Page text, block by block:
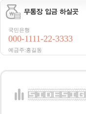
국민은행
000-1111-22-3333
예금주:홍길동